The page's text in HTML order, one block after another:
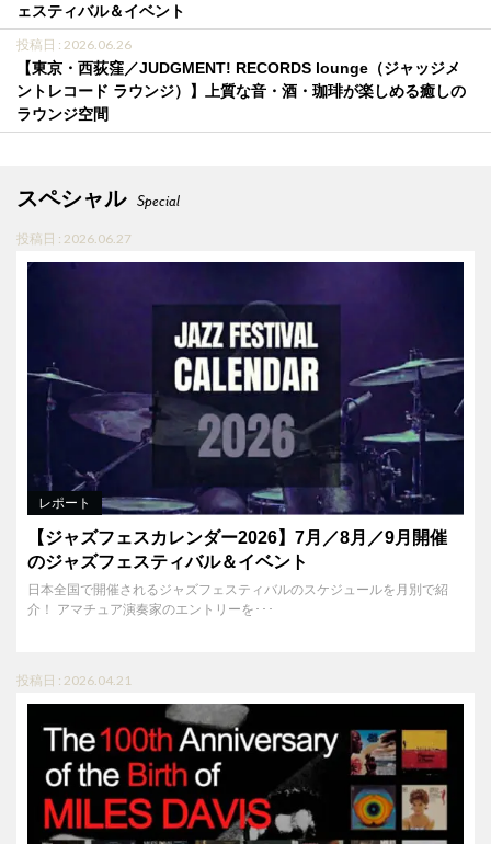
ェスティバル＆イベント
投稿日 : 2026.06.26
【東京・西荻窪／JUDGMENT! RECORDS lounge（ジャッジメ
ントレコード ラウンジ）】上質な音・酒・珈琲が楽しめる癒しの
ラウンジ空間
スペシャル Special
投稿日 : 2026.06.27
レポート
【ジャズフェスカレンダー2026】7月／8月／9月開催
のジャズフェスティバル＆イベント
日本全国で開催されるジャズフェスティバルのスケジュールを月別で紹
介！ アマチュア演奏家のエントリーを･･･
投稿日 : 2026.04.21